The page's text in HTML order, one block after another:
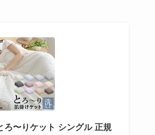
ろ〜りケット シングル 正規